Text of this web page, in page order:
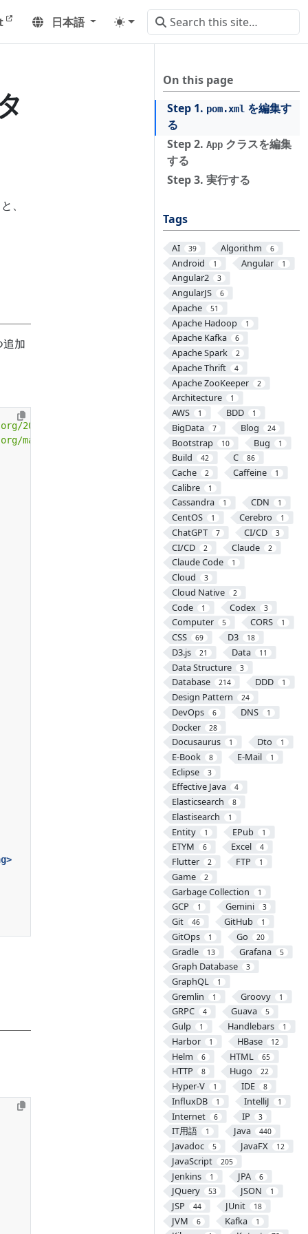
日本語
On this page
Step 1. pom.xml を編集す
る
Step 2. App クラスを編集
する
Step 3. 実行する
Tags
AI 39 Algorithm 6
Android 1 Angular 1
Angular2 3
AngularJS 6
Apache 51
Apache Hadoop 1
Apache Kafka 6
Apache Spark 2
Apache Thrift 4
Apache ZooKeeper 2
Architecture 1
AWS 1 BDD 1
BigData 7 Blog 24
Bootstrap 10 Bug 1
Build 42 C 86
Cache 2 Caffeine 1
Calibre 1
Cassandra 1 CDN 1
CentOS 1 Cerebro 1
ChatGPT 7 CI/CD 3
CI/CD 2 Claude 2
Claude Code 1
Cloud 3
Cloud Native 2
Code 1 Codex 3
Computer 5 CORS 1
CSS 69 D3 18
D3.js 21 Data 11
Data Structure 3
Database 214 DDD 1
Design Pattern 24
DevOps 6 DNS 1
Docker 28
Docusaurus 1 Dto 1
E-Book 8 E-Mail 1
Eclipse 3
Effective Java 4
Elasticsearch 8
Elastisearch 1
Entity 1 EPub 1
ETYM 6 Excel 4
Flutter 2 FTP 1
Game 2
Garbage Collection 1
GCP 1 Gemini 3
Git 46 GitHub 1
GitOps 1 Go 20
Gradle 13 Grafana 5
Graph Database 3
GraphQL 1
Gremlin 1 Groovy 1
GRPC 4 Guava 5
Gulp 1 Handlebars 1
Harbor 1 HBase 12
Helm 6 HTML 65
HTTP 8 Hugo 22
Hyper-V 1 IDE 8
InfluxDB 1 IntelliJ 1
Internet 6 IP 3
IT用語 1 Java 440
Javadoc 5 JavaFX 12
JavaScript 205
Jenkins 1 JPA 6
JQuery 53 JSON 1
JSP 44 JUnit 18
JVM 6 Kafka 1
、
加
2001/XMLSchema-instance"
maven-v4_0_0.xsd"